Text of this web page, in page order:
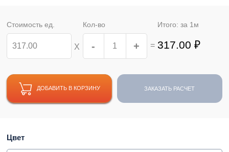
Стоимость ед.
Х
Кол-во
- + =
Итого: за 1 м
317.00 ₽
ДОБАВИТЬ В КОРЗИНУ ЗАКАЗАТЬ РАСЧЕТ
Цвет